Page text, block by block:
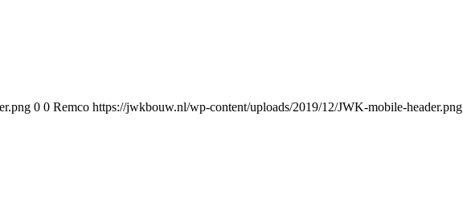
0 0 Remco https://jwkbouw.nl/wp-content/uploads/2019/12/JWK-mobile-header.png